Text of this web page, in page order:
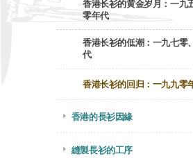
香港长衫的黄金岁月：一九
零年代
香港长衫的低潮：一九七零
代
香港长衫的回归：一九九零
香港的長衫因緣
縫製長衫的工序